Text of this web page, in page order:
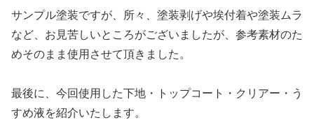
サンプル塗装ですが、所々、塗装剥げや埃付着や塗装ムラ
など、お見苦しいところがございましたが、参考素材のた
めそのまま使用させて頂きました。
最後に、今回使用した下地・トップコート・クリアー・う
すめ液を紹介いたします。